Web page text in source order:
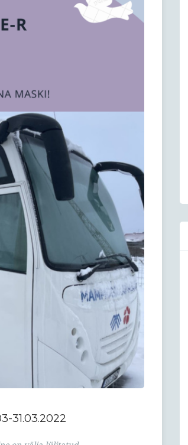
31.03.2022